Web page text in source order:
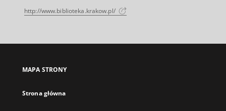
http://www.biblioteka.krakow.pl/
MAPA STRONY
Strona główna